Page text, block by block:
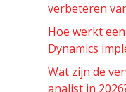
verbeteren
Hoe werkt
Dynamics
Wat zijn de
analist in